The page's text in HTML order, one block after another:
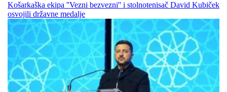
Košarkaška ekipa ''Vezni bezvezni'' i stolnotenisač David Kubiček
osvojili državne medalje